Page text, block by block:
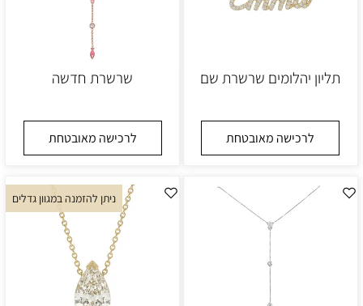
תליון יהלומים שרשרת שם
לרכישה מאובטחת
שרשרת חדשה
לרכישה מאובטחת
ניתן להזמנה במגוון גדלים